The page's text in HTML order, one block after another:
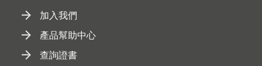
加入我們
產品幫助中心
查詢證書